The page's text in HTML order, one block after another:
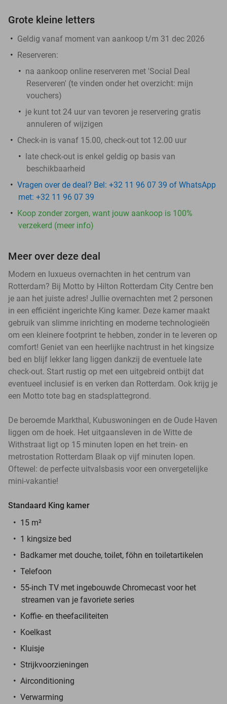
Grote kleine letters
Geldig vanaf moment van aankoop t/m 31 dec 2026
Reserveren:
na aankoop online reserveren met 'Social Deal
Reserveren' (te vinden onder het overzicht: mijn
vouchers)
je kunt tot 24 uur van tevoren je reservering gratis
annuleren of wijzigen
Check-in is vanaf 15.00, check-out tot 12.00 uur
late check-out is enkel geldig op basis van
beschikbaarheid
Vragen over de deal? Bel: +32 11 96 07 39 of WhatsApp
met: +32 11 96 07 39
Koop zonder zorgen, want jouw aankoop is 100%
verzekerd (meer info)
Meer over deze deal
Modern en luxueus overnachten in het centrum van
Rotterdam? Bij Motto by Hilton Rotterdam City Centre ben
je aan het juiste adres! Jullie overnachten met 2 personen
in een efficiënt ingerichte King kamer. Deze kamer maakt
gebruik van slimme inrichting en moderne technologieën
om een kleinere footprint te hebben, zonder in te leveren op
comfort! Geniet van een heerlijke nachtrust in het kingsize
bed en blijf lekker lang liggen dankzij de eventuele late
check-out. Start rustig op met een uitgebreid ontbijt dat
eventueel inclusief is en verken dan Rotterdam. Ook krijg je
een Motto tote bag en stadsplattegrond.
De beroemde Markthal, Kubuswoningen en de Oude Haven
liggen om de hoek. Het uitgaansleven in de Witte de
Withstraat ligt op 15 minuten lopen en het trein- en
metrostation Rotterdam Blaak op vijf minuten lopen.
Oftewel: de perfecte uitvalsbasis voor een onvergetelijke
mini-vakantie!
Standaard King kamer
15 m²
1 kingsize bed
Badkamer met douche, toilet, föhn en toiletartikelen
Telefoon
55-inch TV met ingebouwde Chromecast voor het
streamen van je favoriete series
Koffie- en theefaciliteiten
Koelkast
Kluisje
Strijkvoorzieningen
Airconditioning
Verwarming